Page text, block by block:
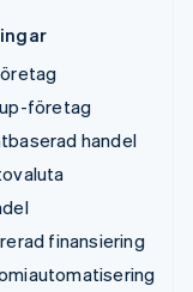
företag
handel
finansiering